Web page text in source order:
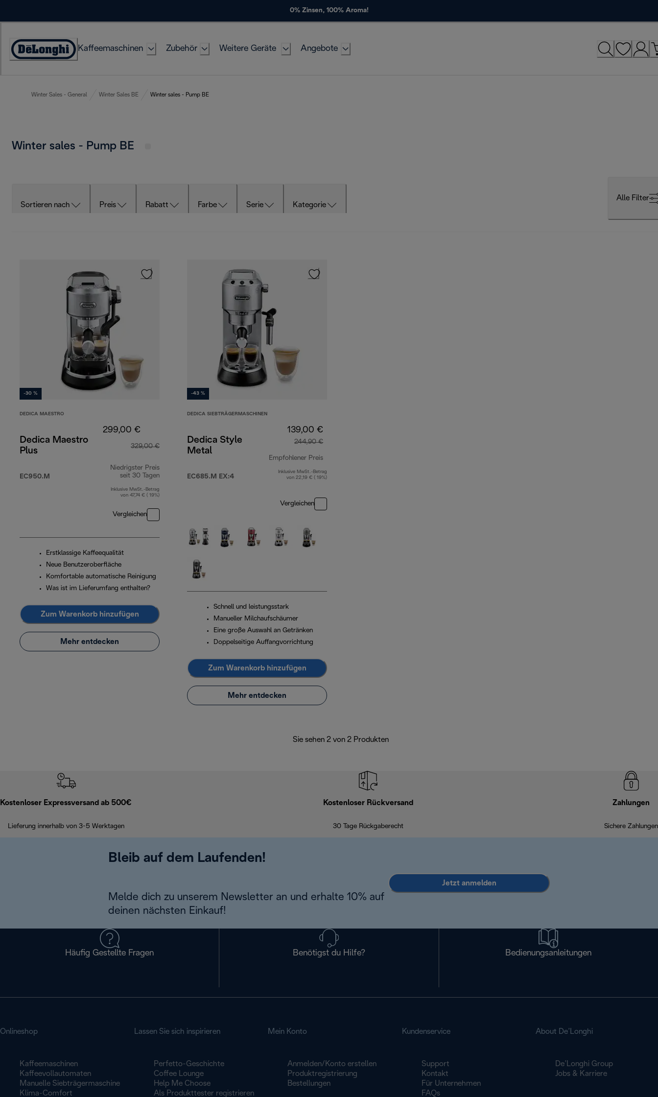
0% Zinsen, 100% Aroma!
Erklärung
Kaffeemaschinen Zubehör Weitere Geräte Angebote
Winter Sales - General Winter Sales BE Winter sales - Pump BE
Winter sales - Pump BE
Sortieren nach Preis Rabatt Farbe Serie Kategorie
Alle Filter
-30 %
DEDICA MAESTRO
Dedica Maestro
Plus
EC950.M
299,00 €
329,00 €
Niedrigster Preis
seit 30 Tagen
Inklusive MwSt.-Betrag
von 47,74 € ( 19%)
Vergleichen
Erstklassige Kaffeequalität
Neue Benutzeroberfläche
Komfortable automatische Reinigung
Was ist im Lieferumfang enthalten?
Zum Warenkorb hinzufügen
Mehr entdecken
-43 %
DEDICA SIEBTRÄGERMASCHINEN
Dedica Style
Metal
EC685.M EX:4
139,00 €
244,90 €
Empfohlener Preis
Originalpreis 244,90 €
Inklusive MwSt.-Betrag
von 22,19 € ( 19%)
Vergleichen
Schnell und leistungsstark
Manueller Milchaufschäumer
Eine große Auswahl an Getränken
Doppelseitige Auffangvorrichtung
Zum Warenkorb hinzufügen
Mehr entdecken
Sie sehen 2 von 2 Produkten
Kostenloser Expressversand ab 500€
Lieferung innerhalb von 3-5 Werktagen
Kostenloser Rückversand
30 Tage Rückgaberecht
Zahlungen
Sichere Zahlungen
Bleib auf dem Laufenden!
Melde dich zu unserem Newsletter an und erhalte 10% auf
deinen nächsten Einkauf!
Jetzt anmelden
Häufig Gestellte Fragen Benötigst du Hilfe? Bedienungsanleitungen
Onlineshop
Kaffeemaschinen
Kaffeevollautomaten
Manuelle Siebträgermaschine
Klima-Comfort
Lassen Sie sich inspirieren
Perfetto-Geschichte
Coffee Lounge
Help Me Choose
Als Produkttester registrieren
Mein Konto
Anmelden/Konto erstellen
Produktregistrierung
Bestellungen
Kundenservice
Support
Kontakt
Für Unternehmen
FAQs
About De’Longhi
De’Longhi Group
Jobs & Karriere